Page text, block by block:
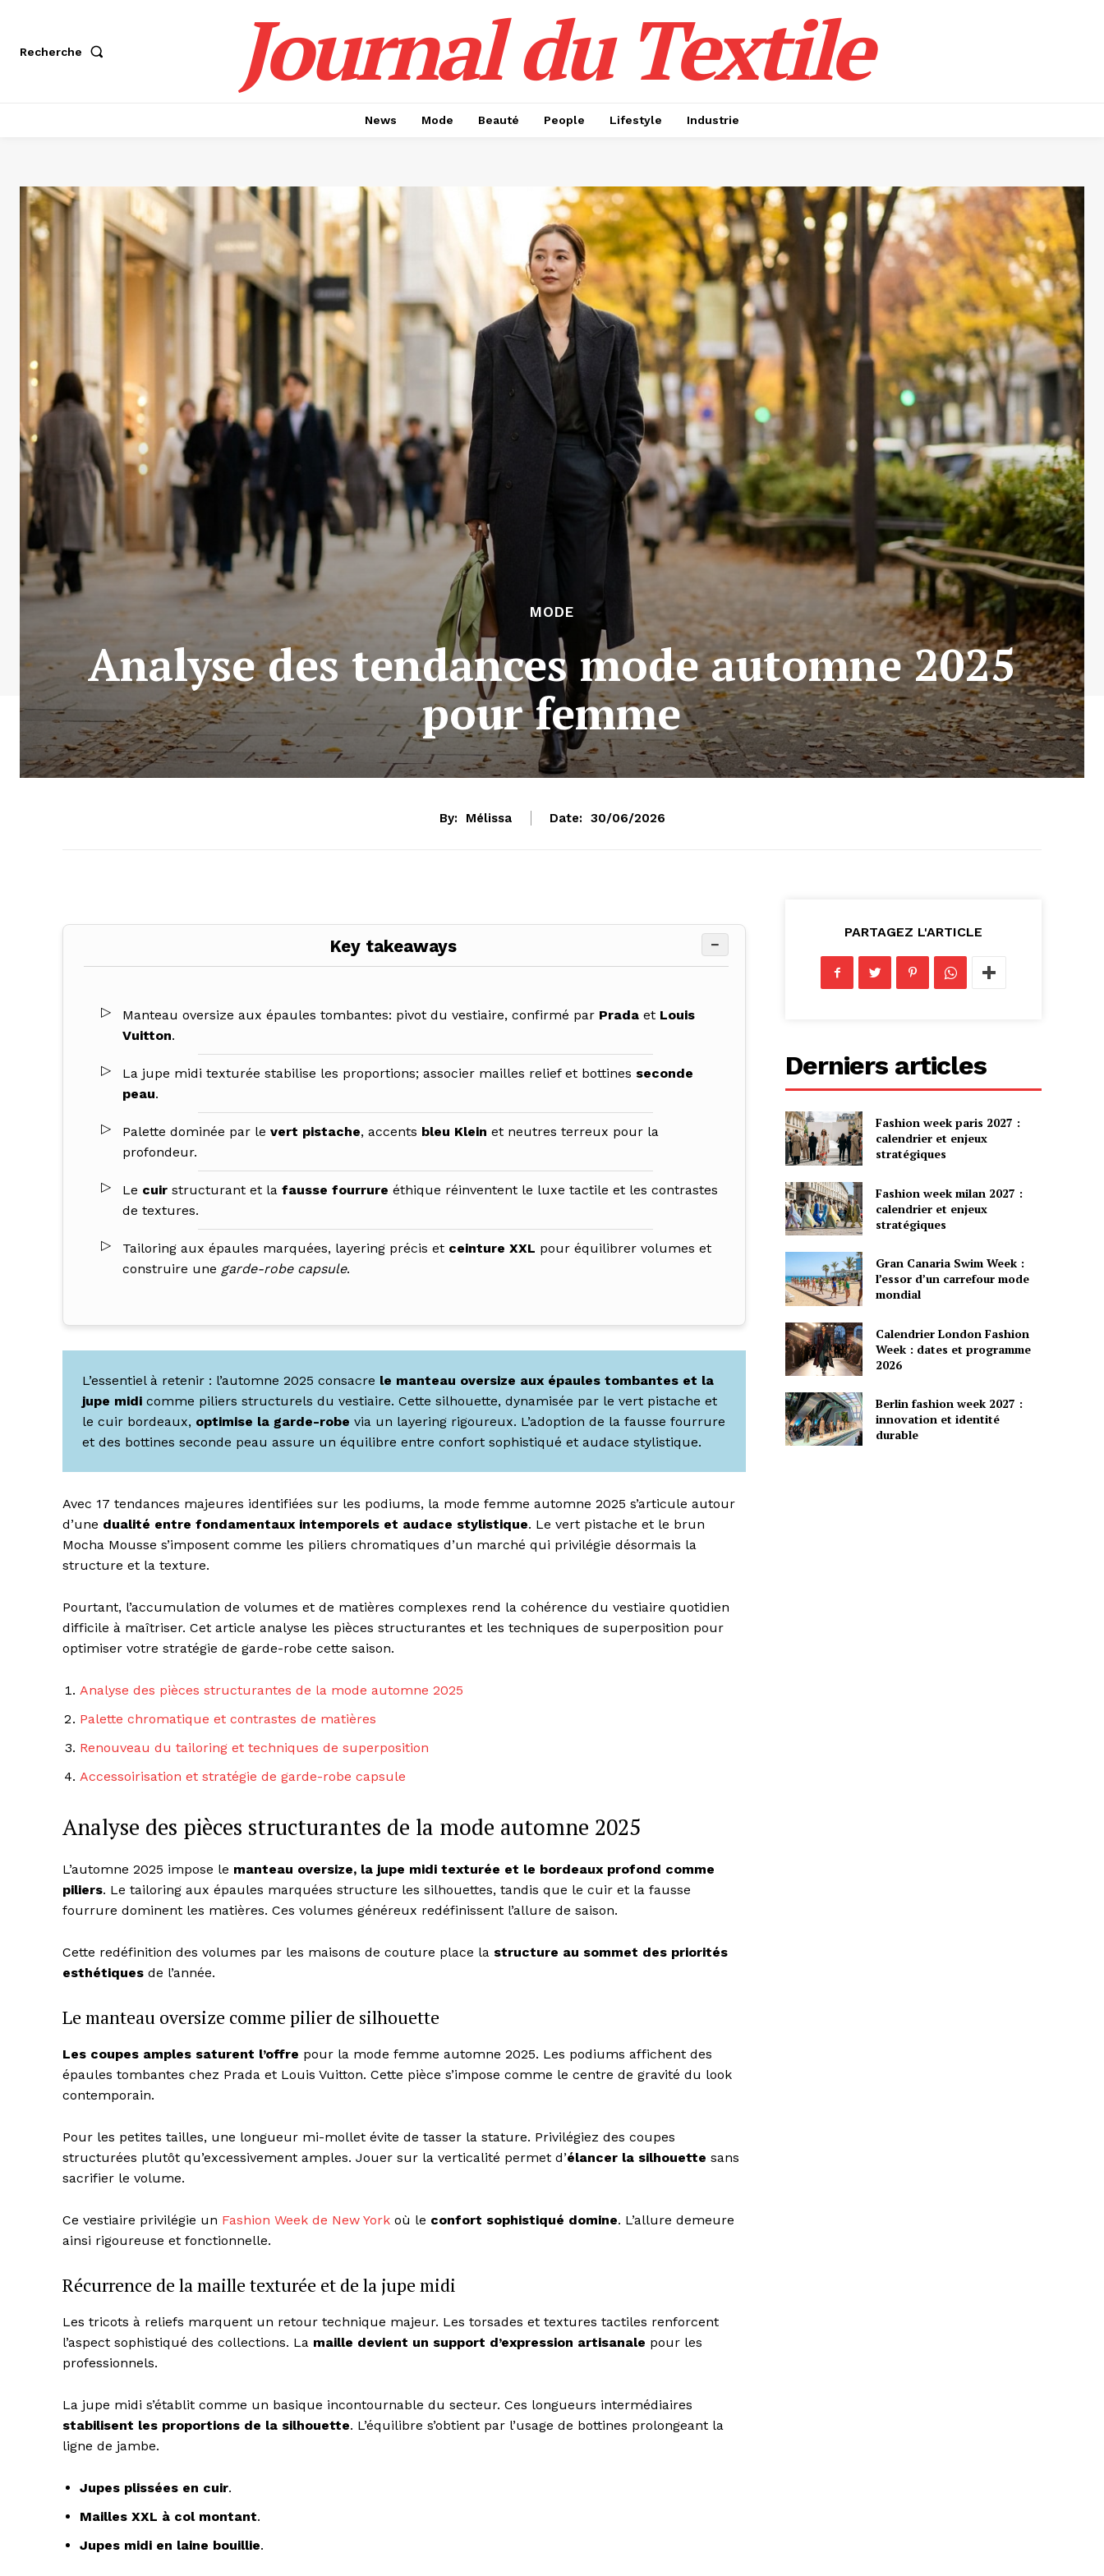
Recherche Journal du Textile
News Mode Beauté People Lifestyle Industrie
MODE
Analyse des tendances mode automne 2025
pour femme
By: Mélissa Date: 30/06/2026
Key takeaways −
Manteau oversize aux épaules tombantes: pivot du vestiaire, confirmé par Pradaet Louis
Vuitton.
La jupe midi texturée stabilise les proportions; associer mailles relief et bottines seconde
peau.
Palette dominée par le vert pistache, accents bleu Klein et neutres terreux pour la
profondeur.
Le cuirstructurant et la fausse fourrure éthique réinventent le luxe tactile et les contrastes
de textures.
Tailoring aux épaules marquées, layering précis et ceinture XXL pour équilibrer volumes et
construire une garde-robe capsule.
L’essentiel à retenir : l’automne 2025 consacre le manteau oversize aux épaules tombantes et la
jupe midi comme piliers structurels du vestiaire. Cette silhouette, dynamisée par le vert pistache et
le cuir bordeaux, optimise la garde-robe via un layering rigoureux. L’adoption de la fausse fourrure
et des bottines seconde peau assure un équilibre entre confort sophistiqué et audace stylistique.
Avec 17 tendances majeures identifiées sur les podiums, la mode femme automne 2025 s’articule autour
d’une dualité entre fondamentaux intemporels et audace stylistique. Le vert pistache et le brun
Mocha Mousse s’imposent comme les piliers chromatiques d’un marché qui privilégie désormais la
structure et la texture.
Pourtant, l’accumulation de volumes et de matières complexes rend la cohérence du vestiaire quotidien
difficile à maîtriser. Cet article analyse les pièces structurantes et les techniques de superposition pour
optimiser votre stratégie de garde-robe cette saison.
Analyse des pièces structurantes de la mode automne 2025
Palette chromatique et contrastes de matières
Renouveau du tailoring et techniques de superposition
Accessoirisation et stratégie de garde-robe capsule
Analyse des pièces structurantes de la mode automne 2025
L’automne 2025 impose le manteau oversize, la jupe midi texturée et le bordeaux profond comme
piliers. Le tailoring aux épaules marquées structure les silhouettes, tandis que le cuir et la fausse
fourrure dominent les matières. Ces volumes généreux redéfinissent l’allure de saison.
Cette redéfinition des volumes par les maisons de couture place la structure au sommet des priorités
esthétiques de l’année.
Le manteau oversize comme pilier de silhouette
Les coupes amples saturent l’offre pour la mode femme automne 2025. Les podiums affichent des
épaules tombantes chez Prada et Louis Vuitton. Cette pièce s’impose comme le centre de gravité du look
contemporain.
Pour les petites tailles, une longueur mi-mollet évite de tasser la stature. Privilégiez des coupes
structurées plutôt qu’excessivement amples. Jouer sur la verticalité permet d’élancer la silhouette sans
sacrifier le volume.
Ce vestiaire privilégie un Fashion Week de New York où le confort sophistiqué domine. L’allure demeure
ainsi rigoureuse et fonctionnelle.
Récurrence de la maille texturée et de la jupe midi
Les tricots à reliefs marquent un retour technique majeur. Les torsades et textures tactiles renforcent
l’aspect sophistiqué des collections. La maille devient un support d’expression artisanale pour les
professionnels.
La jupe midi s’établit comme un basique incontournable du secteur. Ces longueurs intermédiaires
stabilisent les proportions de la silhouette. L’équilibre s’obtient par l’usage de bottines prolongeant la
ligne de jambe.
Jupes plissées en cuir.
Mailles XXL à col montant.
Jupes midi en laine bouillie.
PARTAGEZ L'ARTICLE
Derniers articles
Fashion week paris 2027 :
calendrier et enjeux
stratégiques
Fashion week milan 2027 :
calendrier et enjeux
stratégiques
Gran Canaria Swim Week :
l’essor d’un carrefour mode
mondial
Calendrier London Fashion
Week : dates et programme
2026
Berlin fashion week 2027 :
innovation et identité
durable